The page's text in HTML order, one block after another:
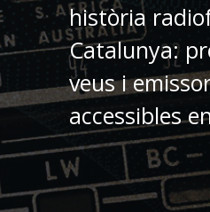
història
Catalunya:
veus i
accessibles